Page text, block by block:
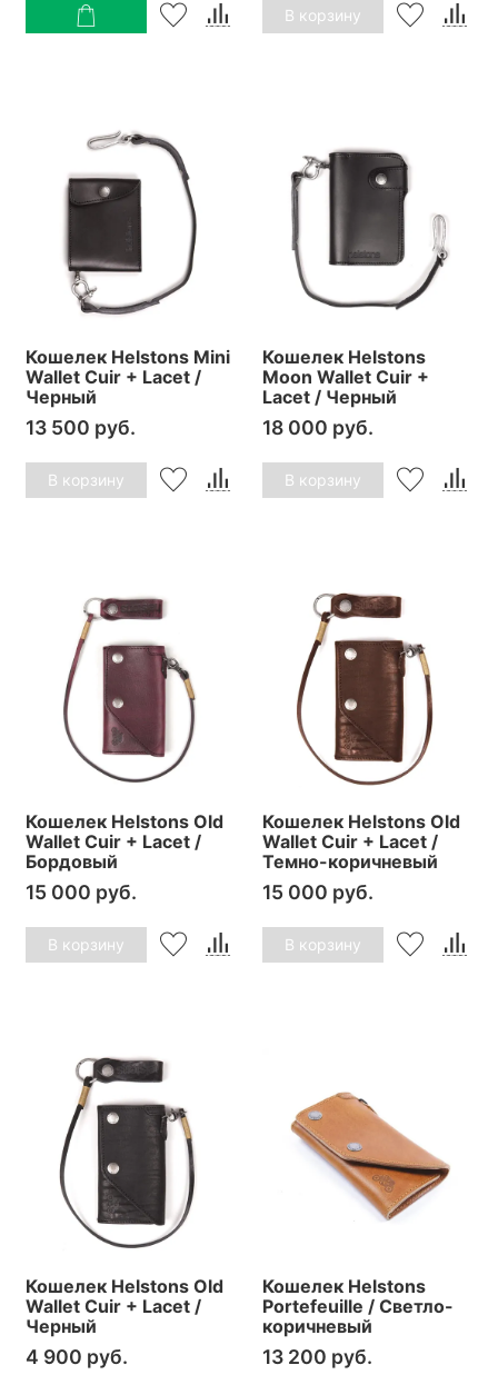
В корзину
Кошелек Helstons Mini
Wallet Cuir + Lacet /
Черный
13 500 руб.
В корзину
Кошелек Helstons
Moon Wallet Cuir +
Lacet / Черный
18 000 руб.
В корзину
Кошелек Helstons Old
Wallet Cuir + Lacet /
Бордовый
15 000 руб.
В корзину
Кошелек Helstons Old
Wallet Cuir + Lacet /
Темно-коричневый
15 000 руб.
В корзину
Кошелек Helstons Old
Wallet Cuir + Lacet /
Черный
4 900 руб.
Кошелек Helstons
Portefeuille / Светло-
коричневый
13 200 руб.